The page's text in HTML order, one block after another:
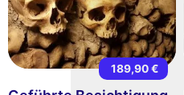
189,90 €